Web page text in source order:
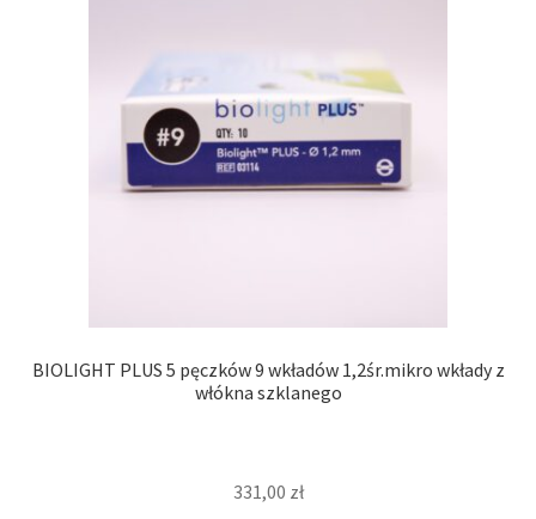
BIOLIGHT PLUS 5 pęczków 9 wkładów 1,2śr.mikro wkłady z
włókna szklanego
331,00 zł